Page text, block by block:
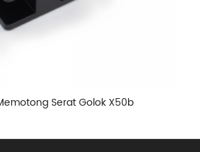
Serat Golok X50b